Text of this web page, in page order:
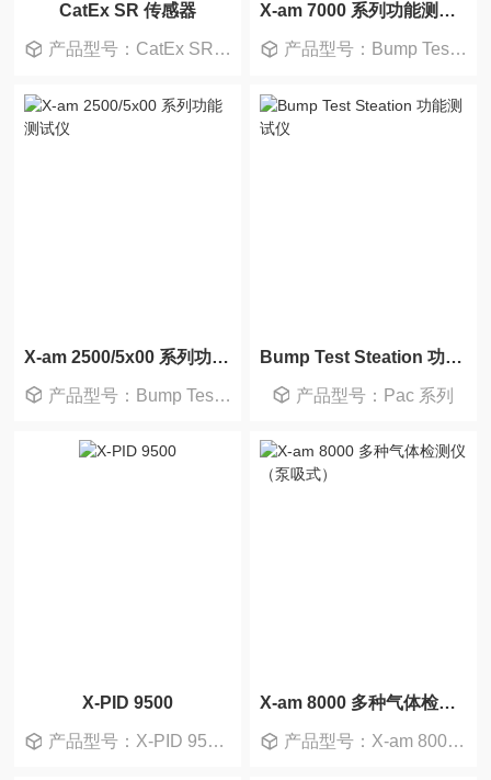
CatEx SR 传感器
产品型号：CatEx SR 传感器 0-100%LEL
X-am 7000 系列功能测试仪
产品型号：Bump Test Station 测试仪
X-am 2500/5x00 系列功能测试仪
产品型号：Bump Test Station 测试仪
Bump Test Steation 功能测试仪
产品型号：Pac 系列
X-PID 9500
产品型号：X-PID 9500 配置
X-am 8000 多种气体检测仪（泵吸式）
产品型号：X-am 8000 泵吸式